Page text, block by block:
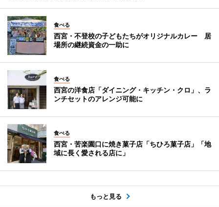
食べる
西宮・不登校の子どもたちがオリジナルカレー 居
場所の継続資金の一助に
食べる
西宮の洋食店「ダイニング・キッチン・クロ」、ラ
ンチセットのアレンジ可能に
食べる
西宮・苦楽園口に焼き菓子店「ちひろ菓子店」「地
域に長く愛される店に」
もっと見る